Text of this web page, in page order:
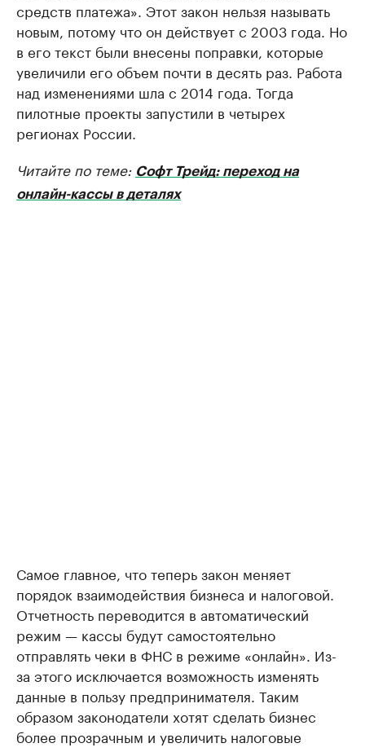
средств платежа». Этот закон нельзя называть
новым, потому что он действует с 2003 года. Но
в его текст были внесены поправки, которые
увеличили его объем почти в десять раз. Работа
над изменениями шла с 2014 года. Тогда
пилотные проекты запустили в четырех
регионах России.
Читайте по теме: Софт Трейд: переход на
онлайн-кассы в деталях
Самое главное, что теперь закон меняет
порядок взаимодействия бизнеса и налоговой.
Отчетность переводится в автоматический
режим — кассы будут самостоятельно
отправлять чеки в ФНС в режиме «онлайн». Из-
за этого исключается возможность изменять
данные в пользу предпринимателя. Таким
образом законодатели хотят сделать бизнес
более прозрачным и увеличить налоговые